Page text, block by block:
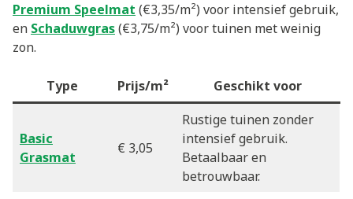
Premium Speelmat (€3,35/m²) voor intensief gebruik,
en Schaduwgras(€3,75/m²) voor tuinen met weinig
zon.
Type Prijs/m² Geschikt voor
Basic
Grasmat
€ 3,05
Rustige tuinen zonder
intensief gebruik.
Betaalbaar en
betrouwbaar.